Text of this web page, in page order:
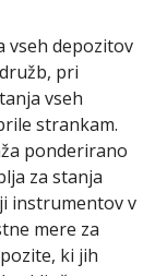
vseh depozitov
pri
vseh
strankam.
ponderirano
za stanja
instrumentov v
mere za
ki jih